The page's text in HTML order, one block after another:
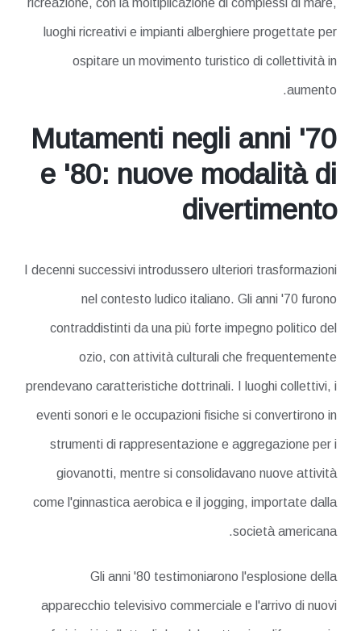
luoghi ricreativi e impianti alberghiere progettate per
ospitare un movimento turistico di collettività in
aumento.
Mutamenti negli anni '70
e '80: nuove modalità di
divertimento
I decenni successivi introdussero ulteriori trasformazioni
nel contesto ludico italiano. Gli anni '70 furono
contraddistinti da una più forte impegno politico del
ozio, con attività culturali che frequentemente
prendevano caratteristiche dottrinali. I luoghi collettivi, i
eventi sonori e le occupazioni fisiche si convertirono in
strumenti di rappresentazione e aggregazione per i
giovanotti, mentre si consolidavano nuove attività
come l'ginnastica aerobica e il jogging, importate dalla
società americana.
Gli anni '80 testimoniarono l'esplosione della
apparecchio televisivo commerciale e l'arrivo di nuovi